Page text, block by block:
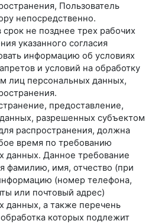
Пользователь
непосредственно.
срок не позднее трех рабочих
указанного согласия
информацию об условиях
и условий на обработку
лиц персональных данных,
предоставление,
разрешенных субъектом
распространения, должна
время по требованию
данных. Данное требование
фамилию, имя, отчество (при
(номер телефона,
или почтовый адрес)
данных, а также перечень
которых подлежит